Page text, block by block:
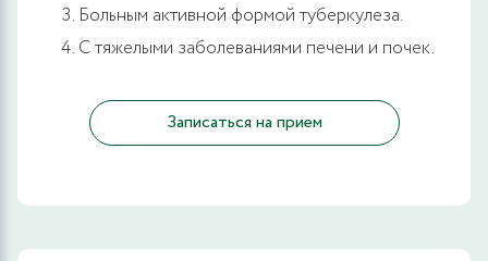
Больным активной формой туберкулеза.
С тяжелыми заболеваниями печени и почек.
Записаться на прием